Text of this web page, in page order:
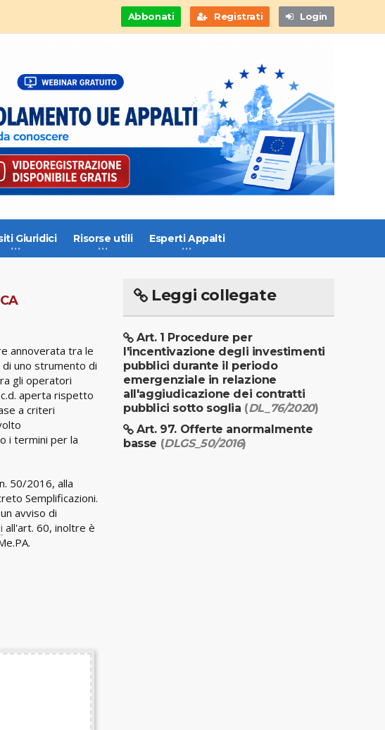
Abbonati Registrati Login
Giuridici Risorse utili Esperti Appalti
annoverata tra le
uno strumento di
gli operatori
aperta rispetto
a criteri
i termini per la
50/2016, alla
Semplificazioni.
avviso di
all'art. 60, inoltre è
Leggi collegate
Art. 1 Procedure per
l'incentivazione degli investimenti
pubblici durante il periodo
emergenziale in relazione
all'aggiudicazione dei contratti
pubblici sotto soglia (DL_76/2020)
Art. 97. Offerte anormalmente
basse (DLGS_50/2016)